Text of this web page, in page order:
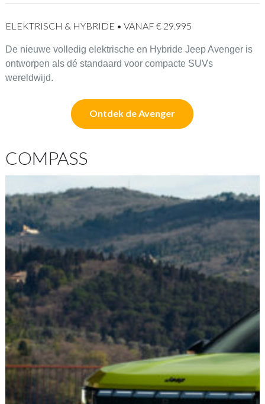
ELEKTRISCH & HYBRIDE • VANAF € 29.995
De nieuwe volledig elektrische en Hybride Jeep Avenger is
ontworpen als dé standaard voor compacte SUVs
wereldwijd.
Ontdek de Avenger
COMPASS